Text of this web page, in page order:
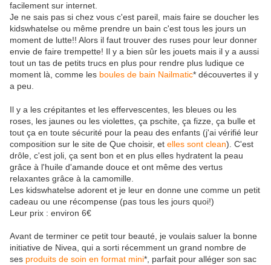
facilement sur internet.
Je ne sais pas si chez vous c'est pareil, mais faire se doucher les
kidswhatelse ou même prendre un bain c'est tous les jours un
moment de lutte!! Alors il faut trouver des ruses pour leur donner
envie de faire trempette! Il y a bien sûr les jouets mais il y a aussi
tout un tas de petits trucs en plus pour rendre plus ludique ce
moment là, comme les boules de bain Nailmatic* découvertes il y
a peu.
Il y a les crépitantes et les effervescentes, les bleues ou les
roses, les jaunes ou les violettes, ça pschite, ça fizze, ça bulle et
tout ça en toute sécurité pour la peau des enfants (j'ai vérifié leur
composition sur le site de Que choisir, et elles sont clean). C'est
drôle, c'est joli, ça sent bon et en plus elles hydratent la peau
grâce à l'huile d'amande douce et ont même des vertus
relaxantes grâce à la camomille.
Les kidswhatelse adorent et je leur en donne une comme un petit
cadeau ou une récompense (pas tous les jours quoi!)
Leur prix : environ 6€
Avant de terminer ce petit tour beauté, je voulais saluer la bonne
initiative de Nivea, qui a sorti récemment un grand nombre de
ses produits de soin en format mini*, parfait pour alléger son sac